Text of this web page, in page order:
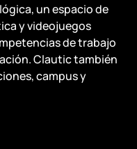
un espacio de
y videojuegos
de trabajo
Clautic también
campus y